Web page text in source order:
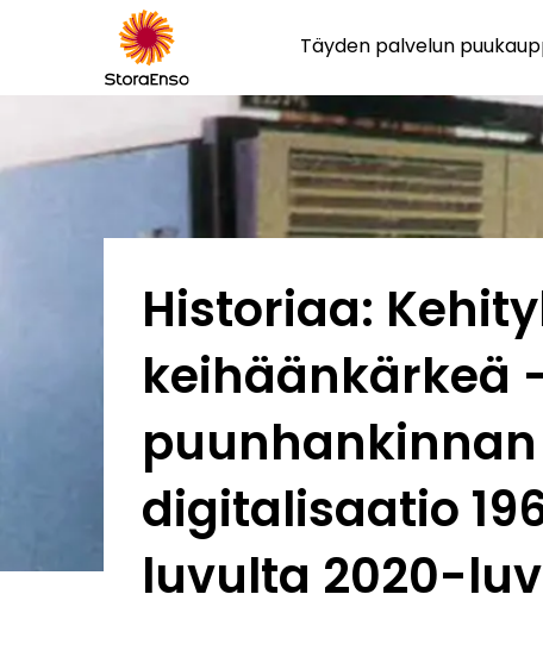
Täyden palvelun
Historiaa:
keihäänkärkeä
puunhankinnan
digitalisaatio
luvulta 2020-